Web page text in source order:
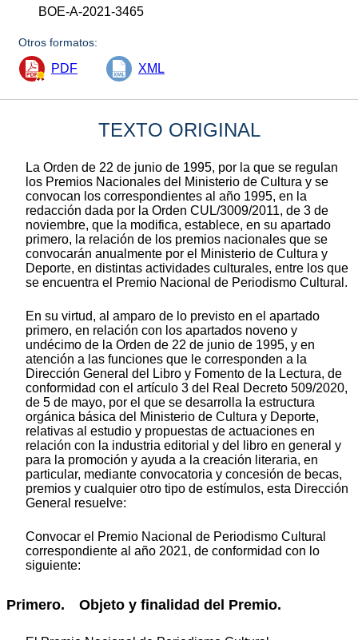
BOE-A-2021-3465
Otros formatos:
PDF XML
TEXTO ORIGINAL
La Orden de 22 de junio de 1995, por la que se regulan
los Premios Nacionales del Ministerio de Cultura y se
convocan los correspondientes al año 1995, en la
redacción dada por la Orden CUL/3009/2011, de 3 de
noviembre, que la modifica, establece, en su apartado
primero, la relación de los premios nacionales que se
convocarán anualmente por el Ministerio de Cultura y
Deporte, en distintas actividades culturales, entre los que
se encuentra el Premio Nacional de Periodismo Cultural.
En su virtud, al amparo de lo previsto en el apartado
primero, en relación con los apartados noveno y
undécimo de la Orden de 22 de junio de 1995, y en
atención a las funciones que le corresponden a la
Dirección General del Libro y Fomento de la Lectura, de
conformidad con el artículo 3 del Real Decreto 509/2020,
de 5 de mayo, por el que se desarrolla la estructura
orgánica básica del Ministerio de Cultura y Deporte,
relativas al estudio y propuestas de actuaciones en
relación con la industria editorial y del libro en general y
para la promoción y ayuda a la creación literaria, en
particular, mediante convocatoria y concesión de becas,
premios y cualquier otro tipo de estímulos, esta Dirección
General resuelve:
Convocar el Premio Nacional de Periodismo Cultural
correspondiente al año 2021, de conformidad con lo
siguiente:
Primero. Objeto y finalidad del Premio.